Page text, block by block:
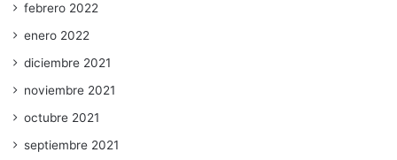
febrero 2022
enero 2022
diciembre 2021
noviembre 2021
octubre 2021
septiembre 2021